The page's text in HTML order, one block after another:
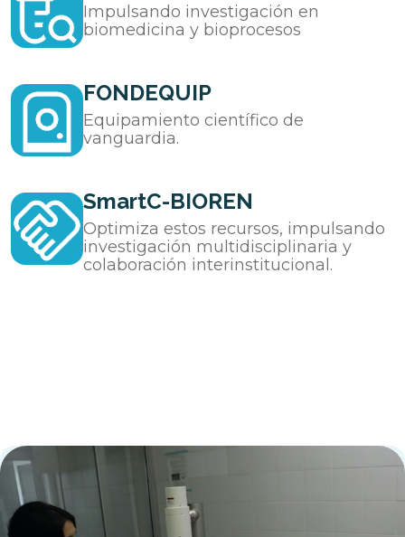
Impulsando investigación en
biomedicina y bioprocesos
FONDEQUIP
Equipamiento científico de
vanguardia.
SmartC-BIOREN
Optimiza estos recursos, impulsando
investigación multidisciplinaria y
colaboración interinstitucional.